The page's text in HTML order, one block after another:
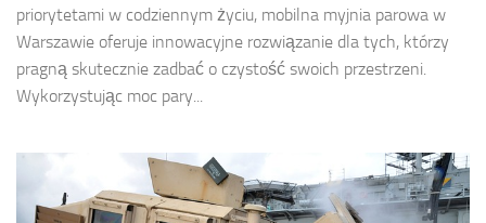
priorytetami w codziennym życiu, mobilna myjnia parowa w
Warszawie oferuje innowacyjne rozwiązanie dla tych, którzy
pragną skutecznie zadbać o czystość swoich przestrzeni.
Wykorzystując moc pary...